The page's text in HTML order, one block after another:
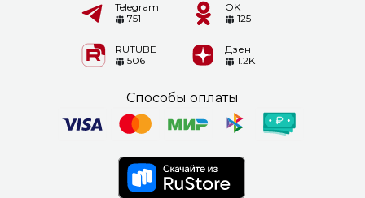
Telegram
751
OK
125
RUTUBE
506
Дзен
1.2K
Способы оплаты